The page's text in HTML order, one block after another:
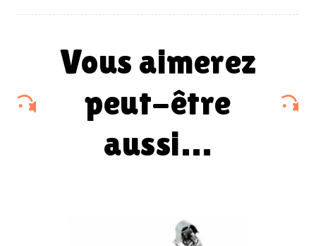
vous aimerez
peut-être
aussi…